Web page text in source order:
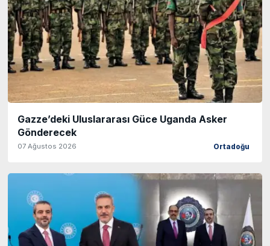
Gazze’deki Uluslararası Güce Uganda Asker
Gönderecek
07 Ağustos 2026 Ortadoğu